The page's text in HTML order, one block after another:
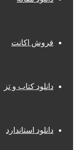
فروش اکانت
دانلود کتاب و تز
دانلود استاندارد